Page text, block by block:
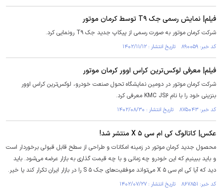
فیلم| نمایش رسمی جک T۹ توسط کرمان موتور
شرکت کرمان موتور به صورت رسمی از پیکاپ جدید جک T۹ رونمایی کرد.
کد خبر: ۸۹۰۰۵۹ تاریخ انتشار : ۱۴۰۲/۱۱/۱۲
فیلم| معرفی لوکس‌ترین کراس اوور کرمان موتور
شرکت کرمان موتور در دومین نمایشگاه تحول صنعت خودرو، لوکس‌ترین کراس اوور
بنزینی خود را با نام KMC JS۶ معرفی کرد.
کد خبر: ۸۷۵۰۴۳ تاریخ انتشار : ۱۴۰۲/۰۸/۳۰
عکس| کاتالوگ کی ام سی X ۵ منتشر شد!
محصول جدید کرمان موتور در زمینه امکانات و طراحی از سطح قابل قبولی برخوردار است
و باید ببینیم که این خودرو چه زمانی و با چه قیمت گذاری به بازار عرضه می‌شود. باید
دید که آیا کی ام سی X ۵ می‌تواند موفقیت‌های جک S ۵ را در بازار ایران تکرار کند یا خیر.
کد خبر: ۸۶۷۸۵۱ تاریخ انتشار : ۱۴۰۲/۰۷/۲۷